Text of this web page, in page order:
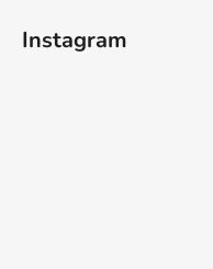
Instagram